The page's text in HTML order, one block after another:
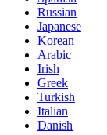
Russian
Japanese
Korean
Arabic
Irish
Greek
Turkish
Italian
Danish